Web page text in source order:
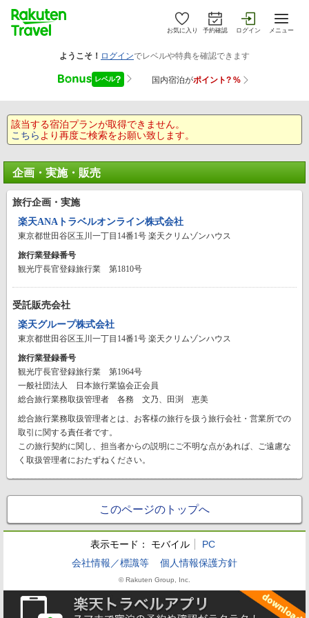
お気に入り 予約確認 ログイン メニュー
該当する宿泊プランが取得できません。
こちら より再度ご検索をお願い致します。
企画・実施・販売
旅行企画・実施
楽天ANAトラベルオンライン株式会社
東京都世田谷区玉川一丁目14番1号 楽天クリムゾンハウス
旅行業登録番号
観光庁長官登録旅行業 第1810号
受託販売会社
楽天グループ株式会社
東京都世田谷区玉川一丁目14番1号 楽天クリムゾンハウス
旅行業登録番号
観光庁長官登録旅行業 第1964号
一般社団法人 日本旅行業協会正会員
総合旅行業務取扱管理者 各務 文乃、田渕 恵美
総合旅行業務取扱管理者とは、お客様の旅行を扱う旅行会社・営業所での
取引に関する責任者です。
この旅行契約に関し、担当者からの説明にご不明な点があれば、ご遠慮な
く取扱管理者におたずねください。
このページのトップへ
表示モード： モバイル
PC
会社情報／標識等
個人情報保護方針
© Rakuten Group, Inc.